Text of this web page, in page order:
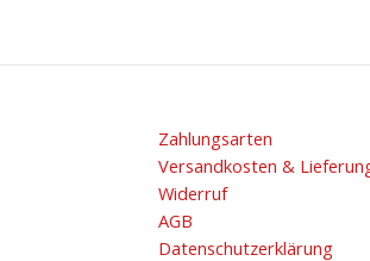
Zahlungsarten
Versandkosten &
Widerruf
AGB
Datenschutzerklärung